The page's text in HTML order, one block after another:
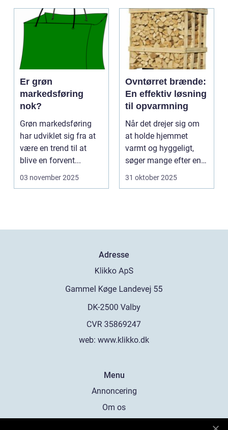
Er grøn
markedsføring
nok?
Grøn markedsføring
har udviklet sig fra at
være en trend til at
blive en forvent...
03 november 2025
Ovntørret brænde:
En effektiv løsning
til opvarmning
Når det drejer sig om
at holde hjemmet
varmt og hyggeligt,
søger mange efter en
bæ...
31 oktober 2025
Adresse
web: www.klikko.dk
Menu
Annoncering
Om os